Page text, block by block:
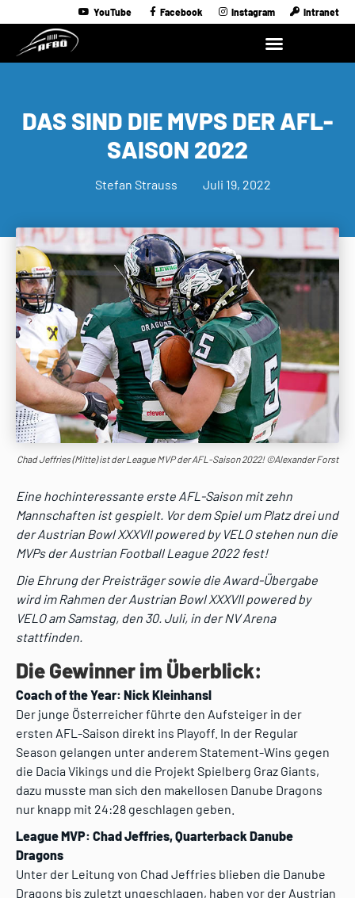
YouTube Facebook Instagram Intranet
DAS SIND DIE MVPS DER AFL-
SAISON 2022
Stefan Strauss Juli 19, 2022
Chad Jeffries (Mitte) ist der League MVP der AFL-Saison 2022! ©Alexander Forst
Eine hochinteressante erste AFL-Saison mit zehn
Mannschaften ist gespielt. Vor dem Spiel um Platz drei und
der Austrian Bowl XXXVII powered by VELO stehen nun die
MVPs der Austrian Football League 2022 fest!
Die Ehrung der Preisträger sowie die Award-Übergabe
wird im Rahmen der Austrian Bowl XXXVII powered by
VELO am Samstag, den 30. Juli, in der NV Arena
stattfinden.
Die Gewinner im Überblick:
Coach of the Year: Nick Kleinhansl
Der junge Österreicher führte den Aufsteiger in der
ersten AFL-Saison direkt ins Playoff. In der Regular
Season gelangen unter anderem Statement-Wins gegen
die Dacia Vikings und die Projekt Spielberg Graz Giants,
dazu musste man sich den makellosen Danube Dragons
nur knapp mit 24:28 geschlagen geben.
League MVP: Chad Jeffries, Quarterback Danube
Dragons
Unter der Leitung von Chad Jeffries blieben die Danube
Dragons bis zuletzt ungeschlagen, haben vor der Austrian